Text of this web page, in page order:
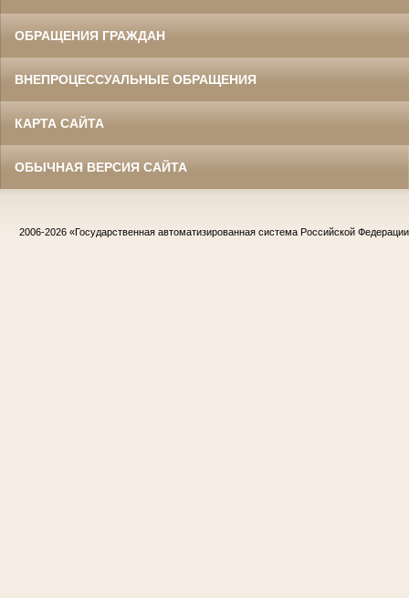
ОБРАЩЕНИЯ ГРАЖДАН
ВНЕПРОЦЕССУАЛЬНЫЕ ОБРАЩЕНИЯ
КАРТА САЙТА
ОБЫЧНАЯ ВЕРСИЯ САЙТА
2006-2026 «Государственная автоматизированная система Российской